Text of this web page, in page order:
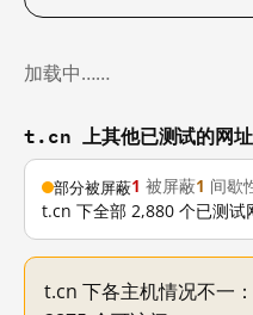
加载中……
t.cn 上其他已测试的网址
部分被屏蔽1 被屏蔽1 间歇
t.cn 下全部 2,880 个已测
t.cn 下各主机情况不一